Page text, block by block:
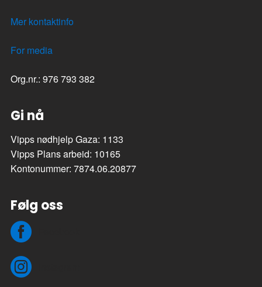
Mer kontaktinfo
For media
Org.nr.: 976 793 382
Gi nå
Vipps nødhjelp Gaza: 1133
Vipps Plans arbeid: 10165
Kontonummer: 7874.06.20877
Følg oss